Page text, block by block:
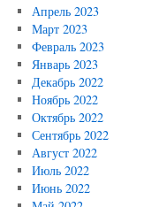
Апрель 2023
Март 2023
Февраль 2023
Январь 2023
Декабрь 2022
Ноябрь 2022
Октябрь 2022
Сентябрь 2022
Август 2022
Июль 2022
Июнь 2022